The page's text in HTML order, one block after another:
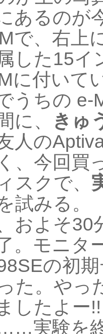
あるのが
で、右上
した15イ
に付いて
うちの e-
に、
きゅ
人の
、今回買
スクで、
試みる。
およそ30
。モニタ
の初
た。やっ
したよー!!
実験を終